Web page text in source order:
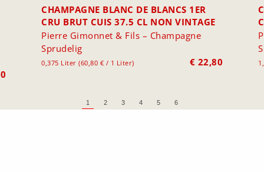
CHAMPAGNE BLANC DE BLANCS 1ER
CRU BRUT CUIS 37.5 CL NON VINTAGE
Pierre Gimonnet & Fils – Champagne
Sprudelig
0,375 Liter (60,80 € / 1 Liter) € 22,80
1 2 3 4 5 6